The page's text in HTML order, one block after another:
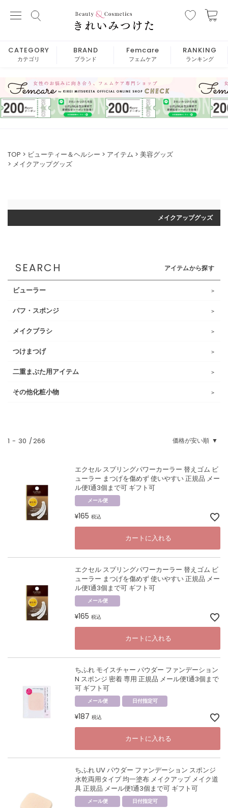
CATEGORY
カテゴリ
BRAND
ブランド
Femcare
フェムケア
RANKING
ランキング
TOP ビューティー＆ヘルシー アイテム
美容グッズ
メイクアップグッズ
メイクアップグッズ
SEARCH アイテムから探す
ビューラー
パフ・スポンジ
メイクブラシ
つけまつげ
二重まぶた用アイテム
その他化粧小物
価格が安い順
1 - 30 266
エクセル スプリングパワーカーラー 替えゴム ビ
ューラー まつげを傷めず 使いやすい 正規品 メー
ル便1通3個まで可 ギフト可
メール便
¥165 税込
カートに入れる
エクセル スプリングパワーカーラー 替えゴム ビ
ューラー まつげを傷めず 使いやすい 正規品 メー
ル便1通3個まで可 ギフト可
メール便
¥165 税込
カートに入れる
ちふれ モイスチャー パウダー ファンデーション
N スポンジ 密着 専用 正規品 メール便1通3個まで
可 ギフト可
メール便 日付指定可
¥187 税込
カートに入れる
ちふれ UV パウダー ファンデーション スポンジ
水乾両用タイプ 均一塗布 メイクアップ メイク道
具 正規品 メール便1通3個まで可 ギフト可
メール便 日付指定可